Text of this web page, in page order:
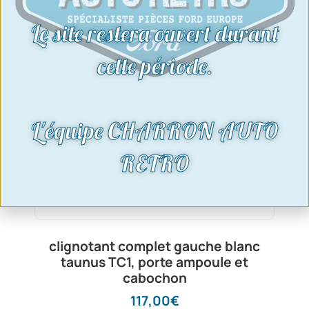
clignotant complet gauche blanc
taunus TC1, porte ampoule et
cabochon
117,00€
Le site restera ouvert durant
cette période.
L'équipe CHARRON AUTO
RETRO